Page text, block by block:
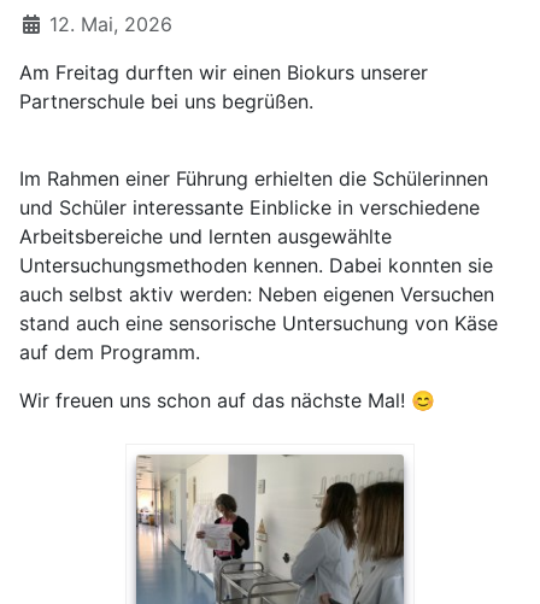
12. Mai, 2026
Am Freitag durften wir einen Biokurs unserer
Partnerschule bei uns begrüßen.
Im Rahmen einer Führung erhielten die Schülerinnen
und Schüler interessante Einblicke in verschiedene
Arbeitsbereiche und lernten ausgewählte
Untersuchungsmethoden kennen. Dabei konnten sie
auch selbst aktiv werden: Neben eigenen Versuchen
stand auch eine sensorische Untersuchung von Käse
auf dem Programm.
Wir freuen uns schon auf das nächste Mal! 😊